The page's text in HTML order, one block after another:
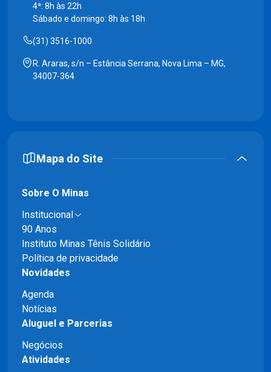
4ª: 8h às 22h
Sábado e domingo: 8h às 18h
(31) 3516-1000
R. Araras, s/n – Estância Serrana, Nova Lima – MG,
34007-364
Mapa do Site
Sobre O Minas
Institucional
90 Anos
Instituto Minas Tênis Solidário
Política de privacidade
Novidades
Agenda
Notícias
Aluguel e Parcerias
Negócios
Atividades